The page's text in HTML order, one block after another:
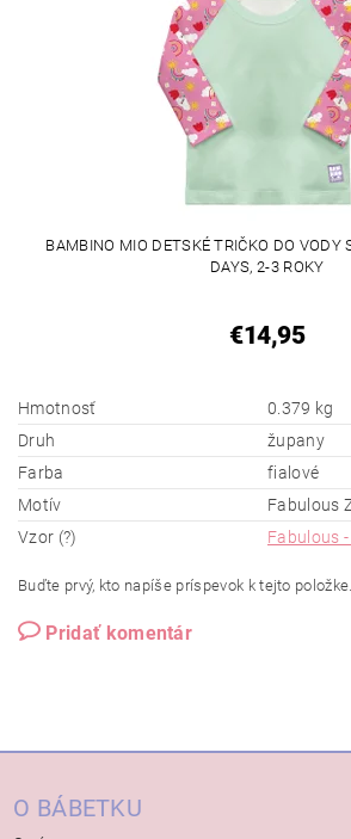
BAMBINO MIO DETSKÉ TRIČKO DO VODY
DAYS, 2-3 ROKY
€14,95
Hmotnosť
0.379 kg
Druh
župany
Farba
fialové
Motív
Fabulous
Vzor (?)
Fabulous
Buďte prvý, kto napíše príspevok k tejto položke.
Pridať komentár
O BÁBETKU